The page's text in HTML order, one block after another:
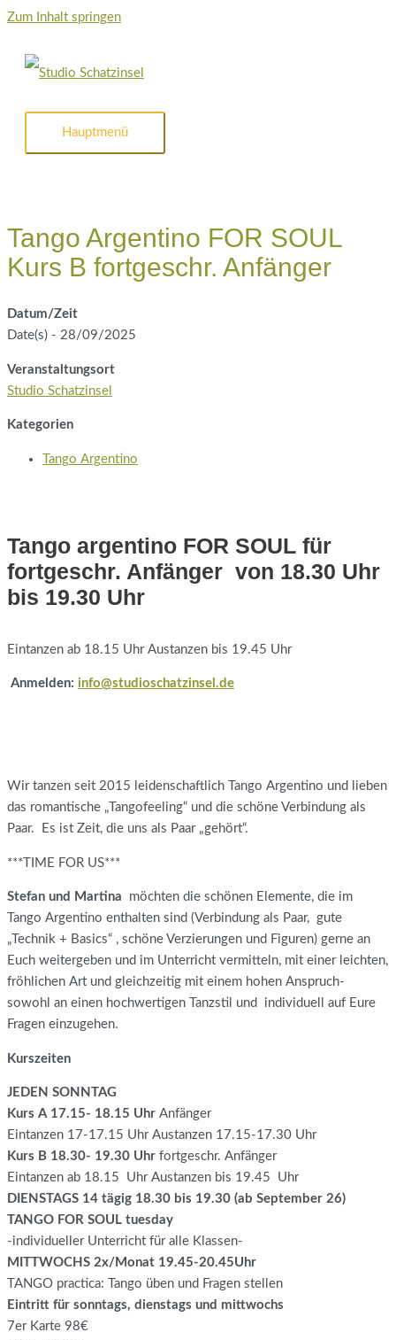
Zum Inhalt springen
Hauptmenü
Tango Argentino FOR SOUL
Kurs B fortgeschr. Anfänger
Datum/Zeit
Date(s) - 28/09/2025
Veranstaltungsort
Studio Schatzinsel
Kategorien
Tango Argentino
Tango argentino FOR SOUL für
fortgeschr. Anfänger von 18.30 Uhr
bis 19.30 Uhr
Eintanzen ab 18.15 Uhr Austanzen bis 19.45 Uhr
Anmelden: info@studioschatzinsel.de
Wir tanzen seit 2015 leidenschaftlich Tango Argentino und lieben
das romantische „Tangofeeling“ und die schöne Verbindung als
Paar. Es ist Zeit, die uns als Paar „gehört“.
***TIME FOR US***
Stefan und Martina
möchten die schönen Elemente, die im
Tango Argentino enthalten sind (Verbindung als Paar, gute
„Technik + Basics“ , schöne Verzierungen und Figuren) gerne an
Euch weitergeben und im Unterricht vermitteln, mit einer leichten,
fröhlichen Art und gleichzeitig mit einem hohen Anspruch-
sowohl an einen hochwertigen Tanzstil und individuell auf Eure
Fragen einzugehen.
Kurszeiten
JEDEN SONNTAG
Kurs A 17.15- 18.15 Uhr Anfänger
Eintanzen 17-17.15 Uhr Austanzen 17.15-17.30 Uhr
Kurs B 18.30- 19.30 Uhr fortgeschr. Anfänger
Eintanzen ab 18.15 Uhr Austanzen bis 19.45 Uhr
DIENSTAGS 14 tägig 18.30 bis 19.30 (ab September 26)
TANGO FOR SOUL tuesday
-individueller Unterricht für alle Klassen-
MITTWOCHS 2x/Monat 19.45-20.45Uhr
TANGO practica: Tango üben und Fragen stellen
Eintritt für sonntags, dienstags und mittwochs
7er Karte 98€